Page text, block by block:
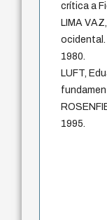
crítica a
LIMA
ocidental.
1980.
LUFT,
1995.